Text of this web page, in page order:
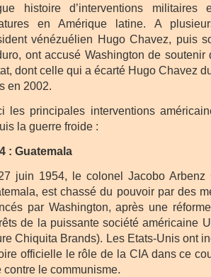
histoire d’interventions
en Amérique latine. A
vénézuélien Hugo Chavez, puis
ont accusé Washington de
dont celle qui a écarté Hugo Chavez
en 2002.
les principales interventions
la guerre froide :
: Guatemala
juin 1954, le colonel Jacobo Arbenz
est chassé du pouvoir par des
par Washington, après une
de la puissante société américaine
Chiquita Brands). Les Etats-Unis ont
officielle le rôle de la CIA dans ce
contre le communisme.